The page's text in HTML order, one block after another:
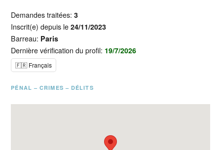
Demandes traitées:3
Inscrit(e) depuis le24/11/2023
Barreau: Paris
Dernière vérification du profil: 19/7/2026
🇫🇷 Français
PÉNAL – CRIMES – DÉLITS